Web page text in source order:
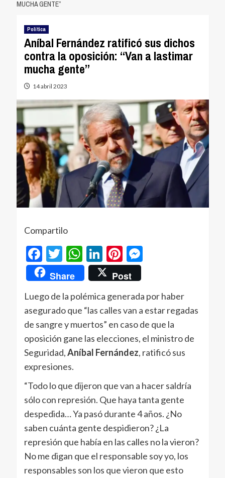
MUCHA GENTE”
Política
Aníbal Fernández ratificó sus dichos
contra la oposición: “Van a lastimar
mucha gente”
14 abril 2023
Compartilo
Facebook
Twitter
WhatsApp
LinkedIn
Pinterest
Messenger
Share Post
Luego de la polémica generada por haber
asegurado que “las calles van a estar regadas
de sangre y muertos” en caso de que la
oposición gane las elecciones, el ministro de
Seguridad,Aníbal Fernández, ratificó sus
expresiones.
“Todo lo que dijeron que van a hacer saldría
sólo con represión. Que haya tanta gente
despedida… Ya pasó durante 4 años. ¿No
saben cuánta gente despidieron? ¿La
represión que había en las calles no la vieron?
No me digan que el responsable soy yo, los
responsables son los que vieron que esto